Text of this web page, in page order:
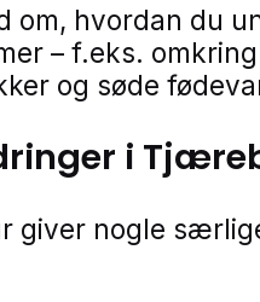
om, hvordan du
– f.eks.
og søde
i
giver nogle